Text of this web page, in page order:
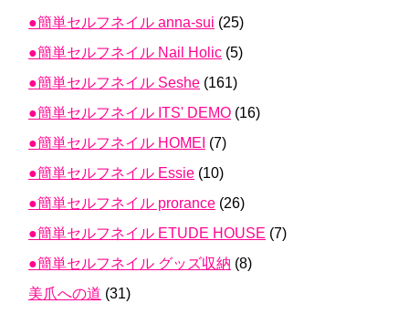
●簡単セルフネイル anna-sui (25)
●簡単セルフネイル Nail Holic (5)
●簡単セルフネイル Seshe (161)
●簡単セルフネイル ITS' DEMO (16)
●簡単セルフネイル HOMEI (7)
●簡単セルフネイル Essie (10)
●簡単セルフネイル prorance (26)
●簡単セルフネイル ETUDE HOUSE (7)
●簡単セルフネイル グッズ収納 (8)
美爪への道 (31)